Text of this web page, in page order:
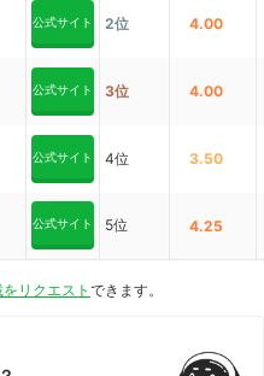
公式サイト 2位 4.00
公式サイト 3位 4.00
公式サイト 4位 3.50
公式サイト 5位 4.25
リクエストできます。